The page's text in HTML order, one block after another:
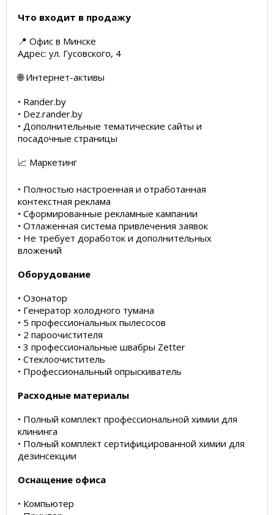
Что входит в продажу
📍 Офис в Минске
Адрес: ул. Гусовского, 4
🌐 Интернет-активы
• Rander.by
• Dez.rander.by
• Дополнительные тематические сайты и
посадочные страницы
📈 Маркетинг
• Полностью настроенная и отработанная
контекстная реклама
• Сформированные рекламные кампании
• Отлаженная система привлечения заявок
• Не требует доработок и дополнительных
вложений
Оборудование
• Озонатор
• Генератор холодного тумана
• 5 профессиональных пылесосов
• 2 пароочистителя
• 3 профессиональные швабры Zetter
• Стеклоочиститель
• Профессиональный опрыскиватель
Расходные материалы
• Полный комплект профессиональной химии для
клининга
• Полный комплект сертифицированной химии для
дезинсекции
Оснащение офиса
• Компьютер